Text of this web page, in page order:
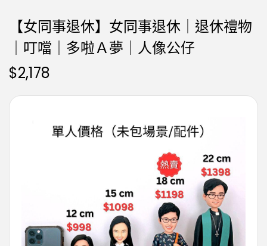
【女同事退休】女同事退休｜退休禮物
｜叮噹｜多啦Ａ夢｜人像公仔
$2,178